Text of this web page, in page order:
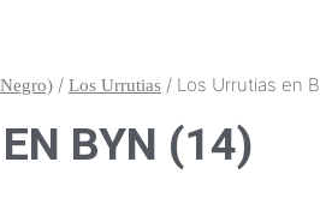
/ Los Urrutias / Los Urrutias en
BYN (14)